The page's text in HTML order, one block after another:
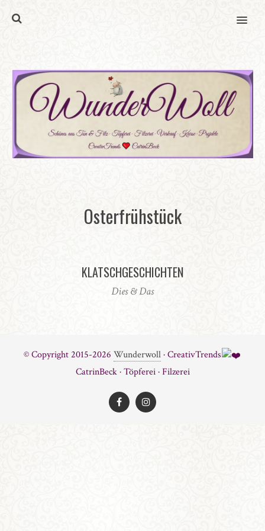
MENU
Osterfrühstück
KLATSCHGESCHICHTEN
Dies & Das
© Copyright 2015-2026 Wunderwoll· CreativTrends
CatrinBeck · Töpferei · Filzerei